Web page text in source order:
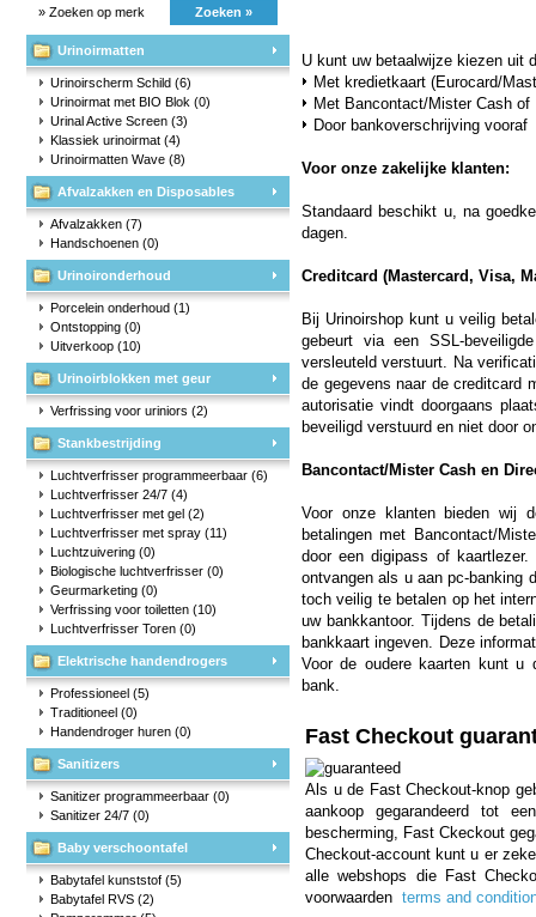
» Zoeken op merk Zoeken »
Urinoirmatten
Urinoirscherm Schild (6)
Urinoirmat met BIO Blok (0)
Urinal Active Screen (3)
Klassiek urinoirmat (4)
Urinoirmatten Wave (8)
Afvalzakken en Disposables
Afvalzakken (7)
Handschoenen (0)
Urinoironderhoud
Porcelein onderhoud (1)
Ontstopping (0)
Uitverkoop (10)
Urinoirblokken met geur
Verfrissing voor uriniors (2)
Stankbestrijding
Luchtverfrisser programmeerbaar (6)
Luchtverfrisser 24/7 (4)
Luchtverfrisser met gel (2)
Luchtverfrisser met spray (11)
Luchtzuivering (0)
Biologische luchtverfrisser (0)
Geurmarketing (0)
Verfrissing voor toiletten (10)
Luchtverfrisser Toren (0)
Elektrische handendrogers
Professioneel (5)
Traditioneel (0)
Handendroger huren (0)
Sanitizers
Sanitizer programmeerbaar (0)
Sanitizer 24/7 (0)
Baby verschoontafel
Babytafel kunststof (5)
Babytafel RVS (2)
U kunt uw betaalwijze kiezen uit
Met kredietkaart (Eurocard/
Met Bancontact/Mister Cash of
Door bankoverschrijving vooraf
Voor onze zakelijke klanten:
Standaard beschikt u, na
dagen.
Creditcard (Mastercard, Visa,
Bij Urinoirshop kunt u veilig
gebeurt via een SSL-
versleuteld verstuurt. Na
de gegevens naar de creditcard
autorisatie vindt doorgaans
beveiligd verstuurd en niet door
Bancontact/Mister Cash en
Voor onze klanten bieden wij
betalingen met Bancontact/
door een digipass of
ontvangen als u aan pc-banking
toch veilig te betalen op het
uw bankkantoor. Tijdens de
bankkaart ingeven. Deze
Voor de oudere kaarten kunt u
bank.
Fast Checkout
Als u de Fast Checkout-knop
aankoop gegarandeerd tot
bescherming, Fast Ckeckout
Checkout-account kunt u er
alle webshops die Fast
voorwaarden terms and